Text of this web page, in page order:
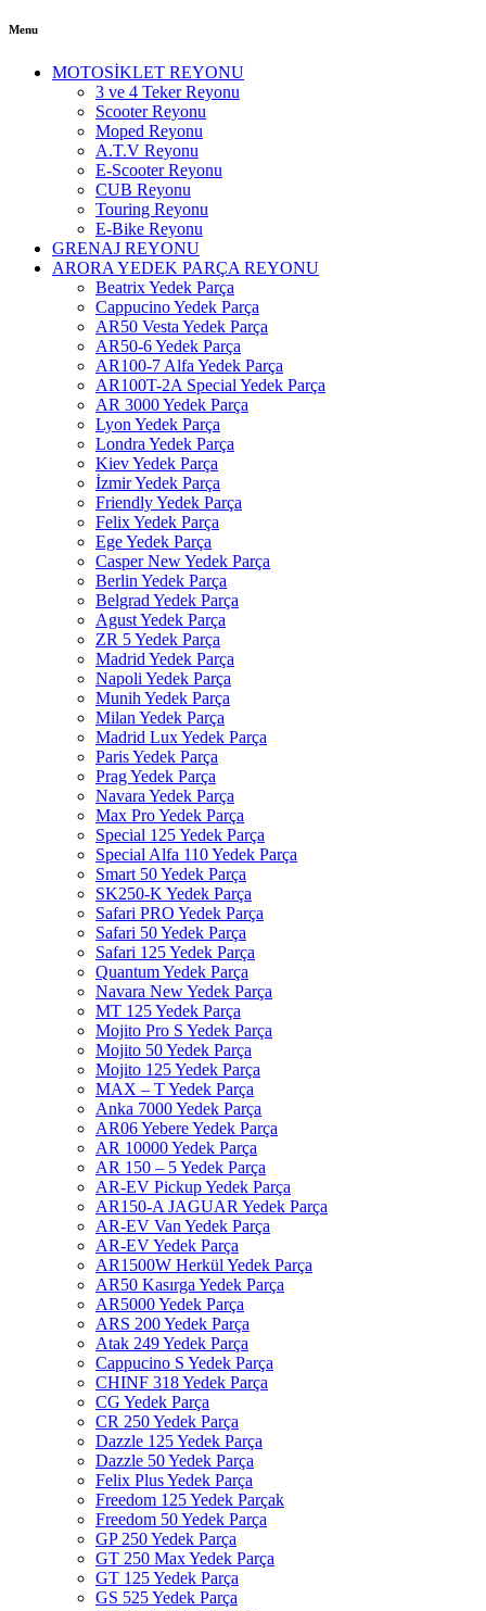
Menu
MOTOSİKLET REYONU
3 ve 4 Teker Reyonu
Scooter Reyonu
Moped Reyonu
A.T.V Reyonu
E-Scooter Reyonu
CUB Reyonu
Touring Reyonu
E-Bike Reyonu
GRENAJ REYONU
ARORA YEDEK PARÇA REYONU
Beatrix Yedek Parça
Cappucino Yedek Parça
AR50 Vesta Yedek Parça
AR50-6 Yedek Parça
AR100-7 Alfa Yedek Parça
AR100T-2A Special Yedek Parça
AR 3000 Yedek Parça
Lyon Yedek Parça
Londra Yedek Parça
Kiev Yedek Parça
İzmir Yedek Parça
Friendly Yedek Parça
Felix Yedek Parça
Ege Yedek Parça
Casper New Yedek Parça
Berlin Yedek Parça
Belgrad Yedek Parça
Agust Yedek Parça
ZR 5 Yedek Parça
Madrid Yedek Parça
Napoli Yedek Parça
Munih Yedek Parça
Milan Yedek Parça
Madrid Lux Yedek Parça
Paris Yedek Parça
Prag Yedek Parça
Navara Yedek Parça
Max Pro Yedek Parça
Special 125 Yedek Parça
Special Alfa 110 Yedek Parça
Smart 50 Yedek Parça
SK250-K Yedek Parça
Safari PRO Yedek Parça
Safari 50 Yedek Parça
Safari 125 Yedek Parça
Quantum Yedek Parça
Navara New Yedek Parça
MT 125 Yedek Parça
Mojito Pro S Yedek Parça
Mojito 50 Yedek Parça
Mojito 125 Yedek Parça
MAX – T Yedek Parça
Anka 7000 Yedek Parça
AR06 Yebere Yedek Parça
AR 10000 Yedek Parça
AR 150 – 5 Yedek Parça
AR-EV Pickup Yedek Parça
AR150-A JAGUAR Yedek Parça
AR-EV Van Yedek Parça
AR-EV Yedek Parça
AR1500W Herkül Yedek Parça
AR50 Kasırga Yedek Parça
AR5000 Yedek Parça
ARS 200 Yedek Parça
Atak 249 Yedek Parça
Cappucino S Yedek Parça
CHINF 318 Yedek Parça
CG Yedek Parça
CR 250 Yedek Parça
Dazzle 125 Yedek Parça
Dazzle 50 Yedek Parça
Felix Plus Yedek Parça
Freedom 125 Yedek Parçak
Freedom 50 Yedek Parça
GP 250 Yedek Parça
GT 250 Max Yedek Parça
GT 125 Yedek Parça
GS 525 Yedek Parça